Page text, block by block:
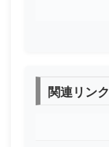
関連リンク